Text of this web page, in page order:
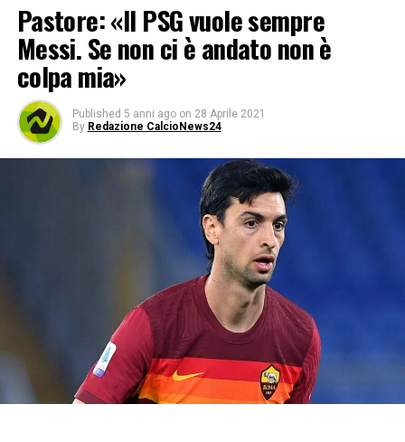
Pastore: «Il PSG vuole sempre
Messi. Se non ci è andato non è
colpa mia»
Published 5 anni ago on 28 Aprile 2021
By Redazione CalcioNews24